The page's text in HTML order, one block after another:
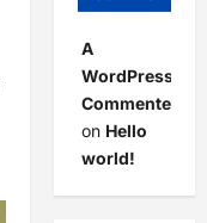
A
WordPress
Commenter
on Hello
world!